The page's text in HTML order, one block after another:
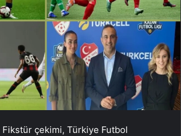
Fikstür çekimi, Türkiye Futbol